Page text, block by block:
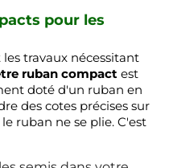
pour les
travaux nécessitant
ruban compact est
doté d'un ruban en
des cotes précises sur
ruban ne se plie. C'est